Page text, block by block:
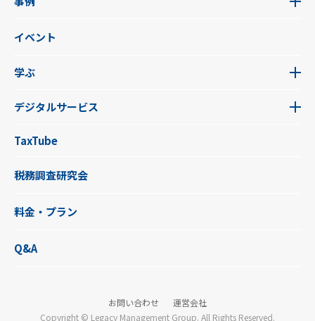
イベント
学ぶ
デジタルサービス
TaxTube
税務調査研究会
料金・プラン
Q&A
お問い合わせ
運営会社
Copyright © Legacy Management Group. All Rights Reserved.